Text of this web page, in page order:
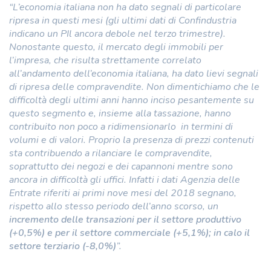
“L’economia italiana non ha dato segnali di particolare
ripresa in questi mesi (gli ultimi dati di Confindustria
indicano un PIl ancora debole nel terzo trimestre).
Nonostante questo, il mercato degli immobili per
l’impresa, che risulta strettamente correlato
all’andamento dell’economia italiana, ha dato lievi segnali
di ripresa delle compravendite. Non dimentichiamo che le
difficoltà degli ultimi anni hanno inciso pesantemente su
questo segmento e, insieme alla tassazione, hanno
contribuito non poco a ridimensionarlo in termini di
volumi e di valori. Proprio la presenza di prezzi contenuti
sta contribuendo a rilanciare le compravendite,
soprattutto dei negozi e dei capannoni mentre sono
ancora in difficoltà gli uffici. Infatti i dati Agenzia delle
Entrate riferiti ai primi nove mesi del 2018 segnano,
rispetto allo stesso periodo dell’anno scorso, un
incremento delle transazioni per il settore produttivo
(+0,5%) e per il settore commerciale (+5,1%); in calo il
settore terziario (-8,0%)”.